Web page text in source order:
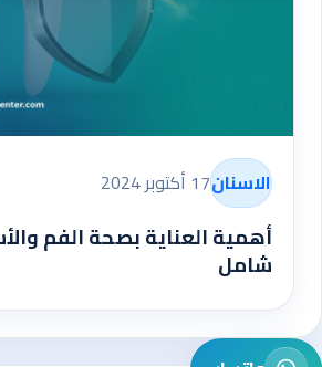
الاسنان17 أكتوبر 2024
أهمية العناية بصحة الفم
شامل